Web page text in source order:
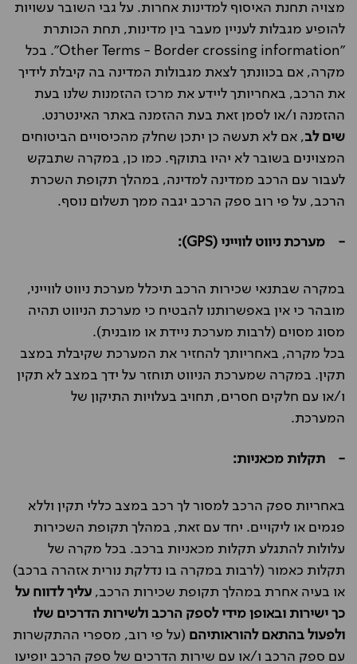
מצויה תחנת האיסוף למדינות אחרות. על גבי השובר עשויות
להופיע מגבלות לעניין מעבר בין מדינות, תחת הכותרת
"Other Terms - Border crossing information". בכל
מקרה, אם בכוונתך לצאת מגבולות המדינה בה קיבלת לידיך
את הרכב, באחריותך ליידע את מרכז ההזמנות שלנו בעת
ההזמנה ו/או לסמן זאת בעת ההזמנה באתר האינטרנט.
שים לב, אם לא תעשה כן יתכן שחלק מהכיסויים הביטוחים
המצוינים בשובר לא יהיו בתוקף. כמו כן, במקרה שתבקש
לעבור עם הרכב ממדינה למדינה, במהלך תקופת השכרת
הרכב, על פי רוב ספק הרכב יגבה ממך תשלום נוסף.
- מערכת ניווט לווייני (GPS):
במקרה שבתנאי שכירות הרכב תיכלל מערכת ניווט לווייני,
מובהר כי אין באפשרותנו להבטיח כי מערכת הניווט תהיה
מסוג מסוים (לרבות מערכת ניידת או מובנית).
בכל מקרה, באחריותך להחזיר את המערכת שקיבלת במצב
תקין. במקרה שמערכת הניווט תוחזר על ידך במצב לא תקין
ו/או עם חלקים חסרים, תחויב בעלויות התיקון של
המערכת.
- תקלות מכאניות:
באחריות ספק הרכב למסור לך רכב במצב כללי תקין וללא
פגמים או ליקויים. יחד עם זאת, במהלך תקופת השכירות
עלולות להתגלע תקלות מכאניות ברכב. בכל מקרה של
תקלות כאמור (לרבות במקרה בו נדלקת נורית אזהרה ברכב)
או בעיה אחרת במהלך תקופת שכירות הרכב, עליך לדווח על
כך ישירות ובאופן מידי לספק הרכב ולשירות הדרכים שלו
ולפעול בהתאם להוראותיהם (על פי רוב, מספרי ההתקשרות
עם ספק הרכב ו/או עם שירות הדרכים של ספק הרכב יופיעו